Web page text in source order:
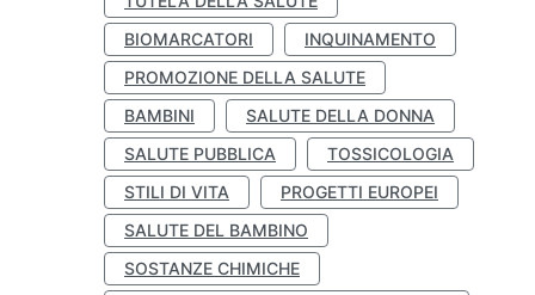
BIOMARCATORI
INQUINAMENTO
PROMOZIONE DELLA SALUTE
BAMBINI
SALUTE DELLA DONNA
SALUTE PUBBLICA
TOSSICOLOGIA
STILI DI VITA
PROGETTI EUROPEI
SALUTE DEL BAMBINO
SOSTANZE CHIMICHE